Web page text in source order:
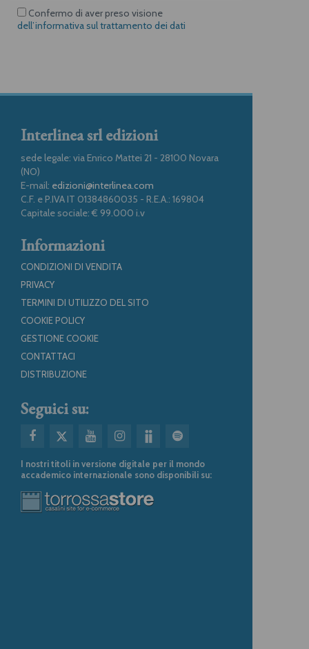
Confermo di aver preso visione
dell’informativa sul trattamento dei dati
Interlinea srl edizioni
sede legale: via Enrico Mattei 21 - 28100 Novara
(NO)
E-mail: edizioni@interlinea.com
C.F. e P.IVA IT 01384860035 - R.E.A.: 169804
Capitale sociale: € 99.000 i.v
Informazioni
CONDIZIONI DI VENDITA
PRIVACY
TERMINI DI UTILIZZO DEL SITO
COOKIE POLICY
GESTIONE COOKIE
CONTATTACI
DISTRIBUZIONE
Seguici su:
I nostri titoli in versione digitale per il mondo
accademico internazionale sono disponibili su: